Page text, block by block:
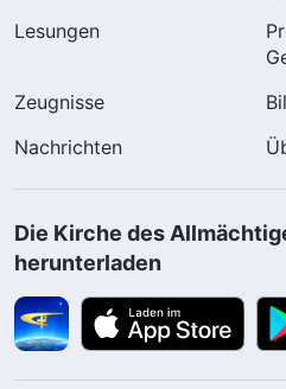
Lesungen
Zeugnisse
Nachrichten
Die Kirche des
herunterladen